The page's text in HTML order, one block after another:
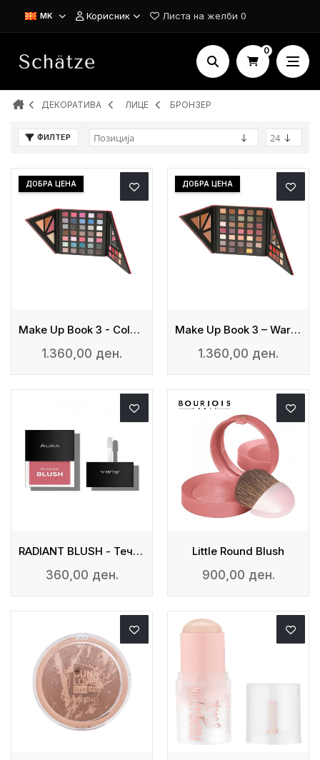
MK Корисник Листа на желби 0
0
ДЕКОРАТИВА ЛИЦЕ БРОНЗЕР
ФИЛТЕР
Make Up Book 3 - Cold Tones
ДОБРА ЦЕНА
1.360,00 ден.
Make Up Book 3 – Warm Tones
ДОБРА ЦЕНА
1.360,00 ден.
RADIANT BLUSH - Течно Руменило
360,00 ден.
Little Round Blush
900,00 ден.